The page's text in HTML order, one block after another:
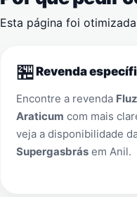
Esta página foi
🏪Revenda
Encontre a revenda
Araticum com mais
veja a disponibilidade
Supergasbrás em Anil.